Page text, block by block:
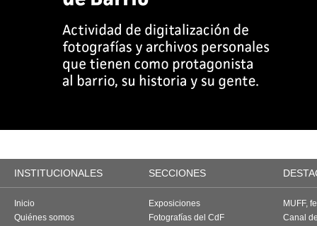
INSTITUCIONALES SECCIONES
Inicio
Quiénes somos
Exposiciones
Fotografías del CdF
MUFF,
Canal